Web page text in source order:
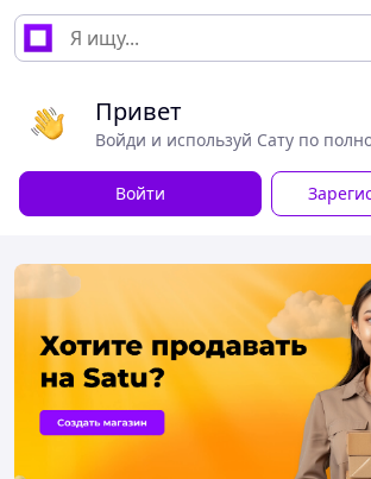
Привет
Войди и используй Сату по
Войти